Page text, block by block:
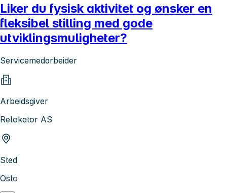
Liker du fysisk aktivitet og ønsker en
fleksibel stilling med gode
utviklingsmuligheter?
Servicemedarbeider
Arbeidsgiver
Relokator AS
Sted
Oslo